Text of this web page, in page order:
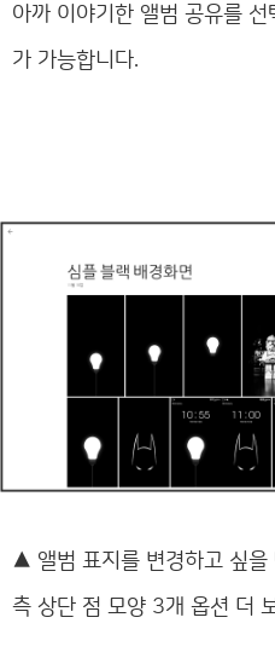
아까 이야기한 앨범 공유를
가 가능합니다.
▲ 앨범 표지를 변경하고 싶
측 상단 점 모양 3개 옵션 더